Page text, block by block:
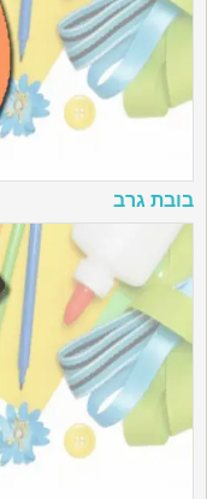
בובת גרב